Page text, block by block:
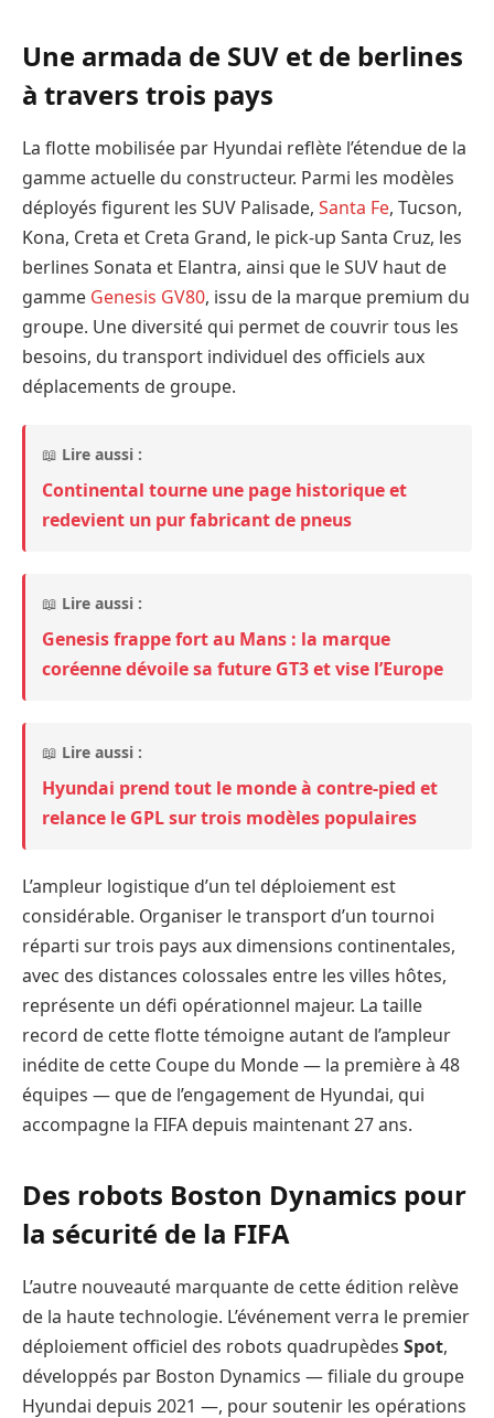
Une armada de SUV et de berlines
à travers trois pays
La flotte mobilisée par Hyundai reflète l’étendue de la
gamme actuelle du constructeur. Parmi les modèles
déployés figurent les SUV Palisade, Santa Fe, Tucson,
Kona, Creta et Creta Grand, le pick-up Santa Cruz, les
berlines Sonata et Elantra, ainsi que le SUV haut de
gamme Genesis GV80, issu de la marque premium du
groupe. Une diversité qui permet de couvrir tous les
besoins, du transport individuel des officiels aux
déplacements de groupe.
📖 Lire aussi :
Continental tourne une page historique et
redevient un pur fabricant de pneus
📖 Lire aussi :
Genesis frappe fort au Mans : la marque
coréenne dévoile sa future GT3 et vise l’Europe
📖 Lire aussi :
Hyundai prend tout le monde à contre-pied et
relance le GPL sur trois modèles populaires
L’ampleur logistique d’un tel déploiement est
considérable. Organiser le transport d’un tournoi
réparti sur trois pays aux dimensions continentales,
avec des distances colossales entre les villes hôtes,
représente un défi opérationnel majeur. La taille
record de cette flotte témoigne autant de l’ampleur
inédite de cette Coupe du Monde — la première à 48
équipes — que de l’engagement de Hyundai, qui
accompagne la FIFA depuis maintenant 27 ans.
Des robots Boston Dynamics pour
la sécurité de la FIFA
L’autre nouveauté marquante de cette édition relève
de la haute technologie. L’événement verra le premier
déploiement officiel des robots quadrupèdes Spot,
développés par Boston Dynamics — filiale du groupe
Hyundai depuis 2021 —, pour soutenir les opérations